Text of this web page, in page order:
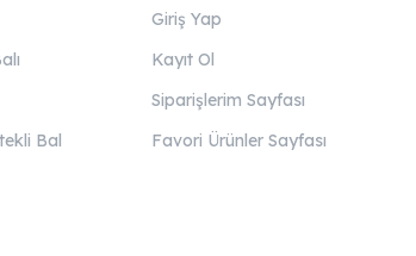
Bal
Giriş Yap
Kayıt Ol
Siparişlerim Sayfası
Favori Ürünler Sayfası